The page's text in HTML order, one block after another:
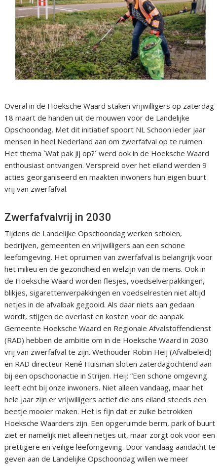
Overal in de Hoeksche Waard staken vrijwilligers op zaterdag
18 maart de handen uit de mouwen voor de Landelijke
Opschoondag. Met dit initiatief spoort NL Schoon ieder jaar
mensen in heel Nederland aan om zwerfafval op te ruimen.
Het thema `Wat pak jij op?´ werd ook in de Hoeksche Waard
enthousiast ontvangen. Verspreid over het eiland werden 9
acties georganiseerd en maakten inwoners hun eigen buurt
vrij van zwerfafval.
Zwerfafvalvrij in 2030
Tijdens de Landelijke Opschoondag werken scholen,
bedrijven, gemeenten en vrijwilligers aan een schone
leefomgeving. Het opruimen van zwerfafval is belangrijk voor
het milieu en de gezondheid en welzijn van de mens. Ook in
de Hoeksche Waard worden flesjes, voedselverpakkingen,
blikjes, sigarettenverpakkingen en voedselresten niet altijd
netjes in de afvalbak gegooid. Als daar niets aan gedaan
wordt, stijgen de overlast en kosten voor de aanpak.
Gemeente Hoeksche Waard en Regionale Afvalstoffendienst
(RAD) hebben de ambitie om in de Hoeksche Waard in 2030
vrij van zwerfafval te zijn. Wethouder Robin Heij (Afvalbeleid)
en RAD directeur René Huisman sloten zaterdagochtend aan
bij een opschoonactie in Strijen. Heij: “Een schone omgeving
leeft echt bij onze inwoners. Niet alleen vandaag, maar het
hele jaar zijn er vrijwilligers actief die ons eiland steeds een
beetje mooier maken. Het is fijn dat er zulke betrokken
Hoeksche Waarders zijn. Een opgeruimde berm, park of buurt
ziet er namelijk niet alleen netjes uit, maar zorgt ook voor een
prettigere en veilige leefomgeving. Door vandaag aandacht te
geven aan de Landelijke Opschoondag willen we meer